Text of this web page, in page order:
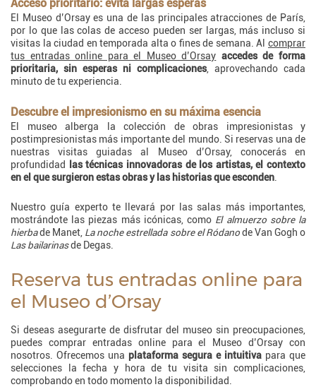
Acceso prioritario: evita largas esperas
El Museo d’Orsay es una de las principales atracciones de París,
por lo que las colas de acceso pueden ser largas, más incluso si
visitas la ciudad en temporada alta o fines de semana. Al comprar
tus entradas online para el Museo d’Orsay accedes de forma
prioritaria, sin esperas ni complicaciones, aprovechando cada
minuto de tu experiencia.
Descubre el impresionismo en su máxima esencia
El museo alberga la colección de obras impresionistas y
postimpresionistas más importante del mundo. Si reservas una de
nuestras visitas guiadas al Museo d’Orsay, conocerás en
profundidad
las técnicas innovadoras de los artistas, el contexto
en el que surgieron estas obras y las historias que esconden
Nuestro guía experto te llevará por las salas más importantes,
mostrándote las piezas más icónicas, como El almuerzo sobre la
hierbade Manet, La noche estrellada sobre el Ródanode Van Gogh o
Las bailarinasde Degas.
Reserva tus entradas online para
el Museo d’Orsay
Si deseas asegurarte de disfrutar del museo sin preocupaciones,
puedes comprar entradas online para el Museo d’Orsay con
nosotros. Ofrecemos una plataforma segura e intuitiva para que
selecciones la fecha y hora de tu visita sin complicaciones,
comprobando en todo momento la disponibilidad.